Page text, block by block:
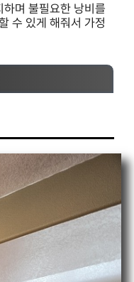
며 불필요한 낭비를
수 있게 해줘서 가정